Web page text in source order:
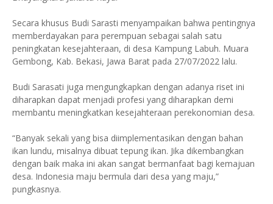
Secara khusus Budi Sarasti menyampaikan bahwa pentingnya
memberdayakan para perempuan sebagai salah satu
peningkatan kesejahteraan, di desa Kampung Labuh. Muara
Gembong, Kab. Bekasi, Jawa Barat pada 27/07/2022 lalu.
Budi Sarasati juga mengungkapkan dengan adanya riset ini
diharapkan dapat menjadi profesi yang diharapkan demi
membantu meningkatkan kesejahteraan perekonomian desa.
“Banyak sekali yang bisa diimplementasikan dengan bahan
ikan lundu, misalnya dibuat tepung ikan. Jika dikembangkan
dengan baik maka ini akan sangat bermanfaat bagi kemajuan
desa. Indonesia maju bermula dari desa yang maju,”
pungkasnya.